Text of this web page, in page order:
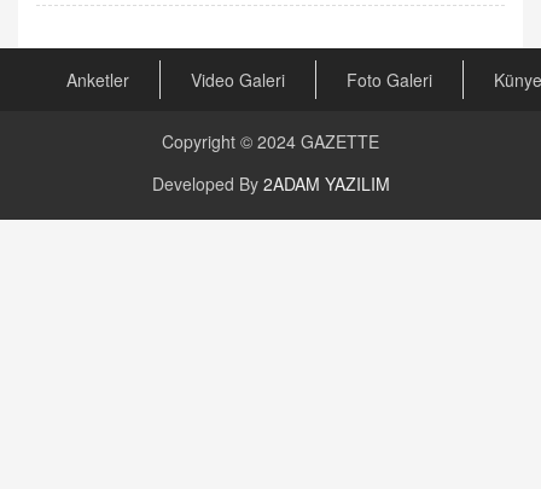
AV. RÜMEYSA ÖZKALE
Kira Uyuşmazlıklarında Dava Açmadan Önce
23.09.2023 16:30
CAN UĞURATEŞ
Anketler Video Galeri Foto Galeri Künye
Copyright © 2024 GAZETTE
Developed By 2ADAM YAZILIM